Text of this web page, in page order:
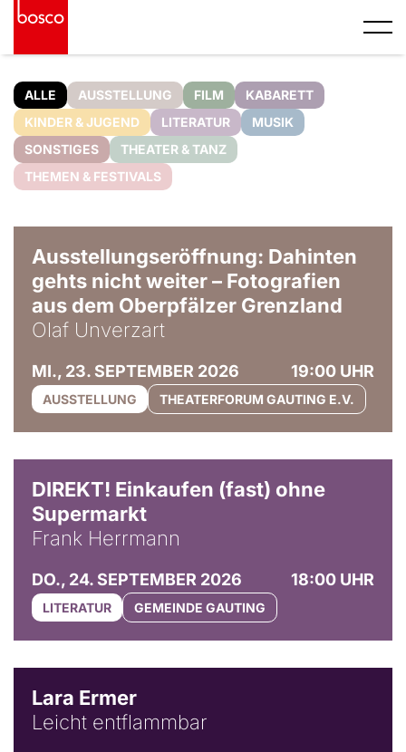
ALLE AUSSTELLUNG FILM
KABARETT
KINDER & JUGEND
LITERATUR
MUSIK
SONSTIGES
THEATER & TANZ
THEMEN & FESTIVALS
Ausstellungseröffnung: Dahinten
gehts nicht weiter – Fotografien
aus dem Oberpfälzer Grenzland
Olaf Unverzart
MI., 23. SEPTEMBER 2026 19:00 UHR
AUSSTELLUNG THEATERFORUM GAUTING E.V.
DIREKT! Einkaufen (fast) ohne
Supermarkt
Frank Herrmann
DO., 24. SEPTEMBER 2026 18:00 UHR
LITERATUR GEMEINDE GAUTING
Lara Ermer
Leicht entflammbar